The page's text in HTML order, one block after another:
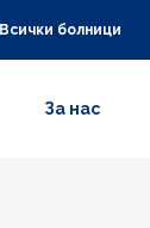
Всички болници
За нас